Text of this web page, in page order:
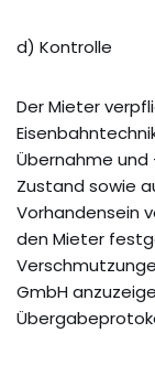
d) Kontrolle
Der Mieter
Übernahme
Zustand sowie
Vorhandensein
den Mieter
GmbH